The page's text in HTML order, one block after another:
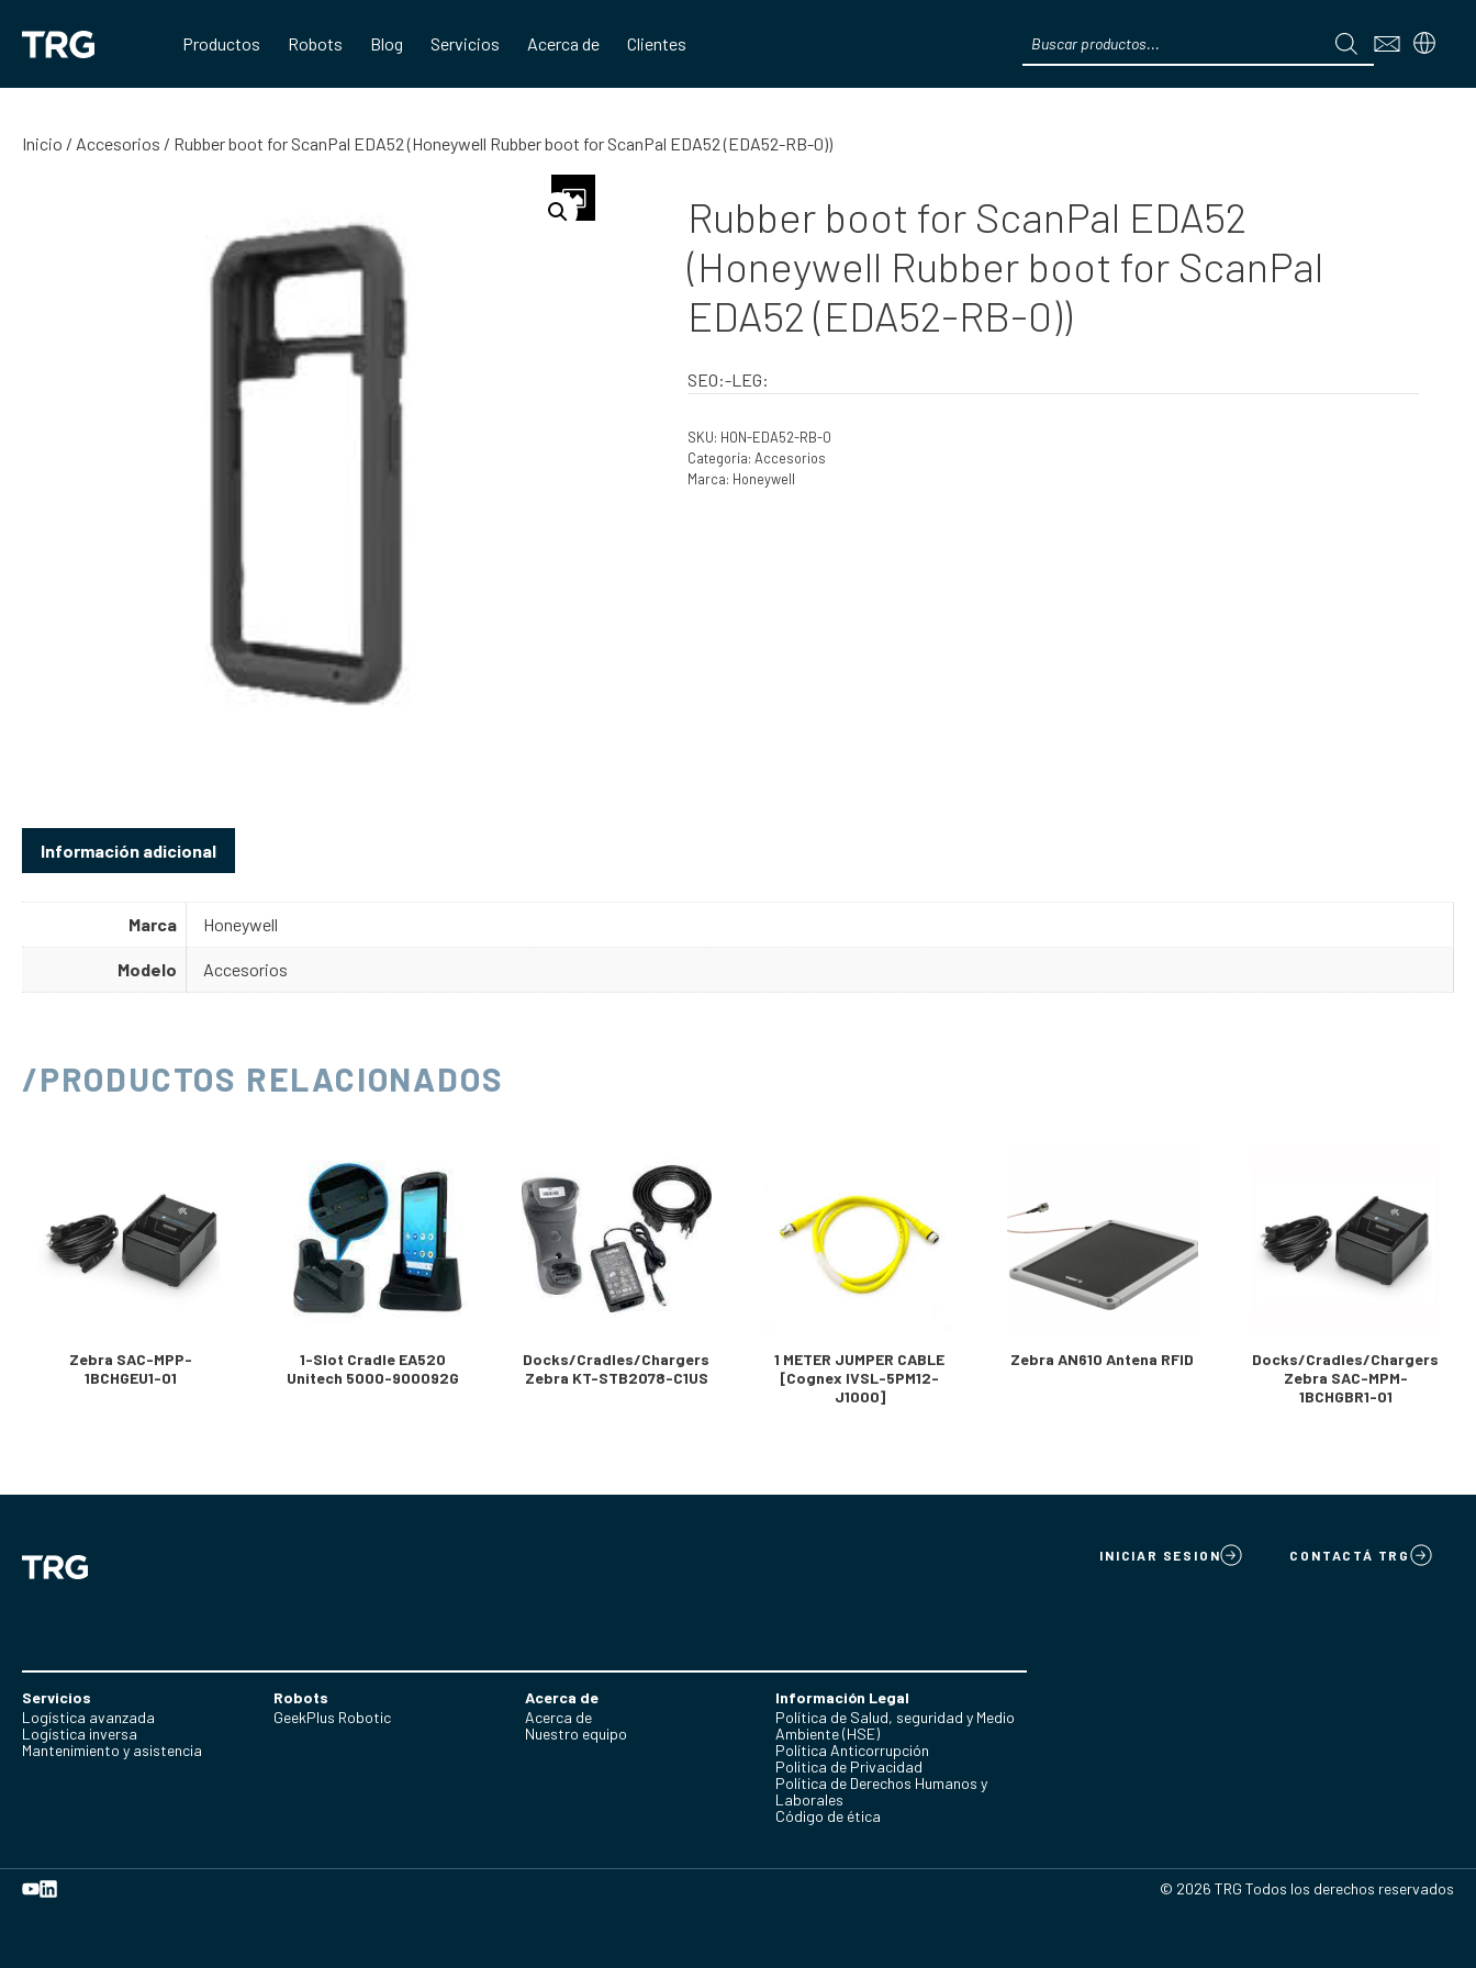
contenido
Productos Robots Blog Servicios Acerca de Clientes
search
Inicio / Accesorios / Rubber boot for ScanPal EDA52 (Honeywell Rubber boot for ScanPal EDA52 (EDA52-RB-0))
Rubber boot for ScanPal EDA52
(Honeywell Rubber boot for ScanPal
EDA52 (EDA52-RB-0))
SEO:-LEG:
SKU: HON-EDA52-RB-0
Categoría: Accesorios
Marca: Honeywell
Información adicional
Marca Honeywell
Modelo Accesorios
/PRODUCTOS RELACIONADOS
Zebra SAC-MPP-
1BCHGEU1-01
1-Slot Cradle EA520
Unitech 5000-900092G
Docks/Cradles/Chargers
Zebra KT-STB2078-C1US
1 METER JUMPER CABLE
[Cognex IVSL-5PM12-
J1000]
Zebra AN610 Antena RFID
Docks/Cradles/Chargers
Zebra SAC-MPM-
1BCHGBR1-01
INICIAR SESION CONTACTÁ TRG
Servicios
Logística avanzada
Logística inversa
Mantenimiento y asistencia
Robots
GeekPlus Robotic
Acerca de
Acerca de
Nuestro equipo
Información Legal
Política de Salud, seguridad y Medio
Ambiente (HSE)
Política Anticorrupción
Politica de Privacidad
Política de Derechos Humanos y
Laborales
Código de ética
© 2026 TRG Todos los derechos reservados